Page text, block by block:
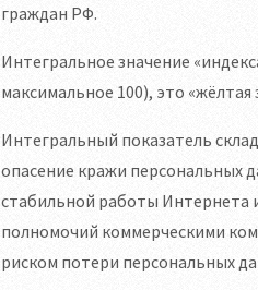
граждан РФ.
Интегральное значение
максимальное 100), это
Интегральный показатель
опасение кражи персональных
стабильной работы Интернета
полномочий коммерческими
риском потери персональных